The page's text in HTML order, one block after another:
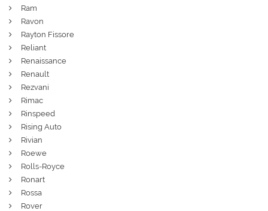
Ram
Ravon
Rayton Fissore
Reliant
Renaissance
Renault
Rezvani
Rimac
Rinspeed
Rising Auto
Rivian
Roewe
Rolls-Royce
Ronart
Rossa
Rover